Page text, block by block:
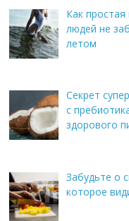
Как
людей не
летом
Секрет
с
здорового
Забудьте о
которое